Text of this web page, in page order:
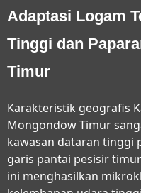
Adaptasi Logam
Tinggi dan
Timur
Karakteristik geografis
Mongondow Timur
kawasan dataran tinggi
garis pantai pesisir
ini menghasilkan